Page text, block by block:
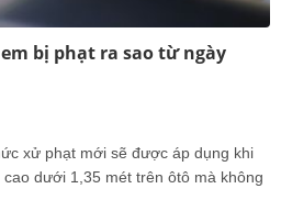
bị phạt ra sao từ ngày
xử phạt mới sẽ được áp dụng khi
dưới 1,35 mét trên ôtô mà không